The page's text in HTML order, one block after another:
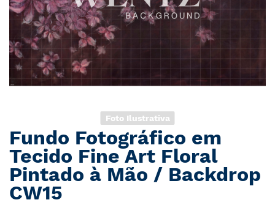
Foto Ilustrativa
Saltar
para
o
início
da
Galeria
Fundo Fotográfico em
Tecido Fine Art Floral
Pintado à Mão / Backdrop
CW15